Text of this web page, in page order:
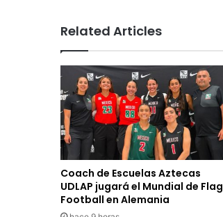
Related Articles
Coach de Escuelas Aztecas
UDLAP jugará el Mundial de Flag
Football en Alemania